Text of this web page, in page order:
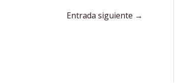
Entrada siguiente →